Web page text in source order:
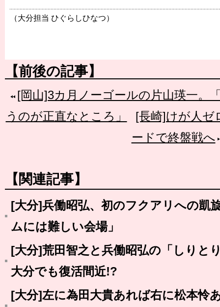
（大分担当 ひぐらしひなつ）
【前後の記事】
[岡山]3カ月ノーゴールの片山瑛一。
うのが正直なところ」
[長崎]けが人ゼ
ードで終盤戦へ
【関連記事】
[大分]兵働昭弘、初のフクアリへの凱
ムには難しい会場」
[大分]荒田智之と兵働昭弘の「しりと
大分でも復活間近!?
[大分]左に為田大貴あれば右に松本怜